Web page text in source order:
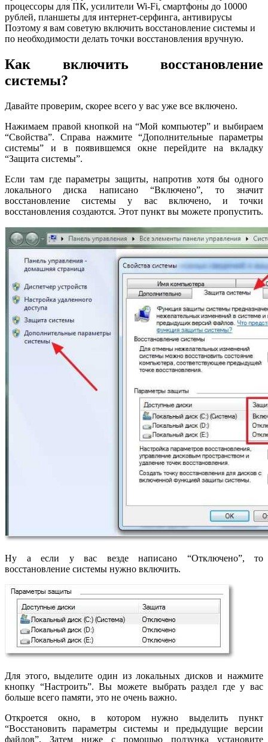
процессоры для ПК, усилители Wi-Fi, смартфоны до 10000
рублей, планшеты для интернет-серфинга, антивирусы
Поэтому я вам советую включить восстановление системы и
по необходимости делать точки восстановления вручную.
Как включить восстановление
системы?
Давайте проверим, скорее всего у вас уже все включено.
Нажимаем правой кнопкой на “Мой компьютер” и выбираем
“Свойства”. Справа нажмите “Дополнительные параметры
системы” и в появившемся окне перейдите на вкладку
“Защита системы”.
Если там где параметры защиты, напротив хотя бы одного
локального диска написано “Включено”, то значит
восстановление системы у вас включено, и точки
восстановления создаются. Этот пункт вы можете пропустить.
Ну а если у вас везде написано “Отключено”, то
восстановление системы нужно включить.
Для этого, выделите один из локальных дисков и нажмите
кнопку “Настроить”. Вы можете выбрать раздел где у вас
больше всего памяти, это не очень важно.
Откроется окно, в котором нужно выделить пункт
“Восстановить параметры системы и предыдущие версии
файлов”. Затем ниже с помощью ползунка установите